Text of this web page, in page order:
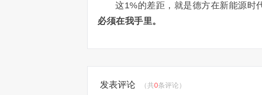
这1%的差距，就是德方在新能源时
必须在我手里。
发表评论 （共0条评论）